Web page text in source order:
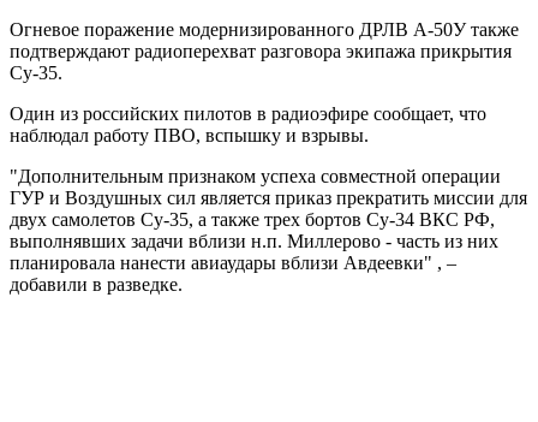
Огневое поражение модернизированного ДРЛВ А-50У также
подтверждают радиоперехват разговора экипажа прикрытия
Су-35.
Один из российских пилотов в радиоэфире сообщает, что
наблюдал работу ПВО, вспышку и взрывы.
"Дополнительным признаком успеха совместной операции
ГУР и Воздушных сил является приказ прекратить миссии для
двух самолетов Су-35, а также трех бортов Су-34 ВКС РФ,
выполнявших задачи вблизи н.п. Миллерово - часть из них
планировала нанести авиаудары вблизи Авдеевки" , –
добавили в разведке.